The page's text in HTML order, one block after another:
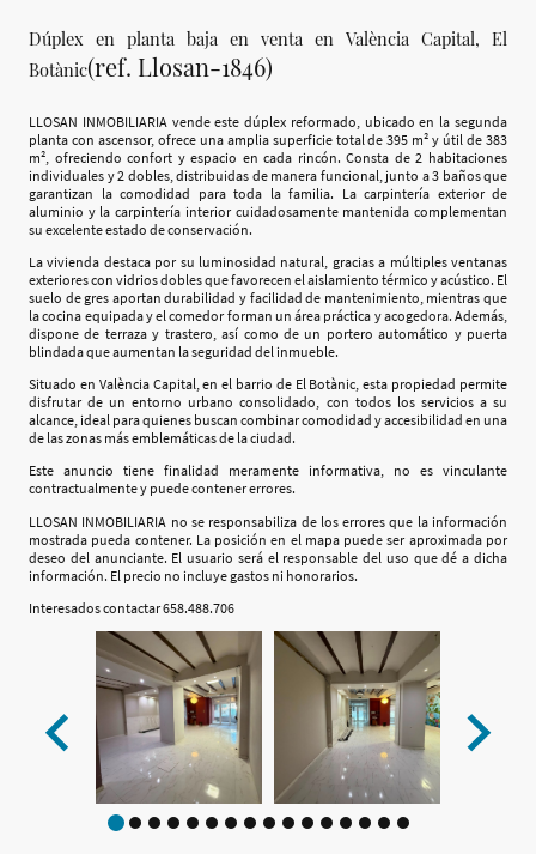
Dúplex en planta baja en venta en València Capital, El
Botànic(ref. Llosan-1846)
LLOSAN INMOBILIARIA vende este dúplex reformado, ubicado en la segunda
planta con ascensor, ofrece una amplia superficie total de 395 m² y útil de 383
m², ofreciendo confort y espacio en cada rincón. Consta de 2 habitaciones
individuales y 2 dobles, distribuidas de manera funcional, junto a 3 baños que
garantizan la comodidad para toda la familia. La carpintería exterior de
aluminio y la carpintería interior cuidadosamente mantenida complementan
su excelente estado de conservación.
La vivienda destaca por su luminosidad natural, gracias a múltiples ventanas
exteriores con vidrios dobles que favorecen el aislamiento térmico y acústico. El
suelo de gres aportan durabilidad y facilidad de mantenimiento, mientras que
la cocina equipada y el comedor forman un área práctica y acogedora. Además,
dispone de terraza y trastero, así como de un portero automático y puerta
blindada que aumentan la seguridad del inmueble.
Situado en València Capital, en el barrio de El Botànic, esta propiedad permite
disfrutar de un entorno urbano consolidado, con todos los servicios a su
alcance, ideal para quienes buscan combinar comodidad y accesibilidad en una
de las zonas más emblemáticas de la ciudad.
Este anuncio tiene finalidad meramente informativa, no es vinculante
contractualmente y puede contener errores.
LLOSAN INMOBILIARIA no se responsabiliza de los errores que la información
mostrada pueda contener. La posición en el mapa puede ser aproximada por
deseo del anunciante. El usuario será el responsable del uso que dé a dicha
información. El precio no incluye gastos ni honorarios.
Interesados contactar 658.488.706